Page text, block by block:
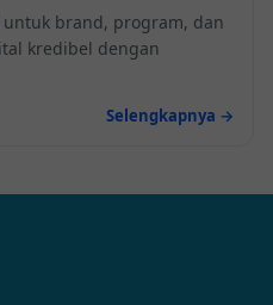
brand, program, dan
kredibel dengan
Selengkapnya →